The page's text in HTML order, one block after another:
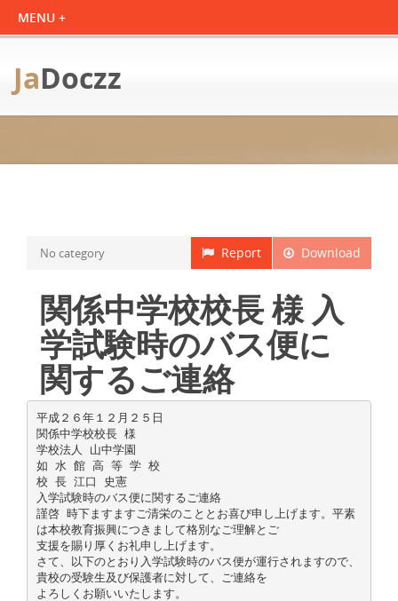
JaDoczz
Download
Report
No category
関係中学校校長 様 入
学試験時のバス便に
関するご連絡
平成２６年１２月２５日
関係中学校校長 様
学校法人 山中学園
如 水 館 高 等 学 校
校 長 江口 史憲
入学試験時のバス便に関するご連絡
謹啓 時下ますますご清栄のこととお喜び申し上げます。平素
は本校教育振興につきまして格別なご理解とご
支援を賜り厚くお礼申し上げます。
さて、以下のとおり入学試験時のバス便が運行されますので、
貴校の受験生及び保護者に対して、ご連絡を
よろしくお願いいたします。